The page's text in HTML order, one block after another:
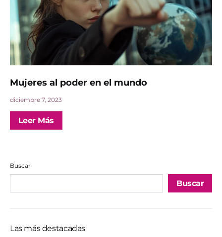
Mujeres al poder en el mundo
diciembre 7, 2023
Leer Más
Buscar
Buscar
Las más destacadas